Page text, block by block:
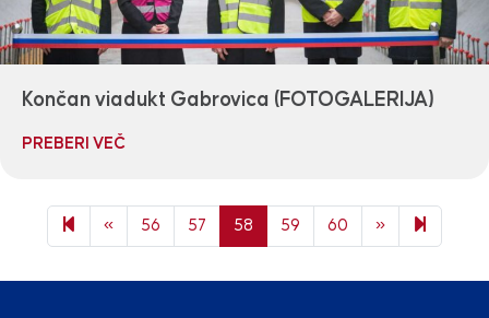
Končan viadukt Gabrovica (FOTOGALERIJA)
PREBERI VEČ
«Previous page
56 57 58 59 60 »Next page